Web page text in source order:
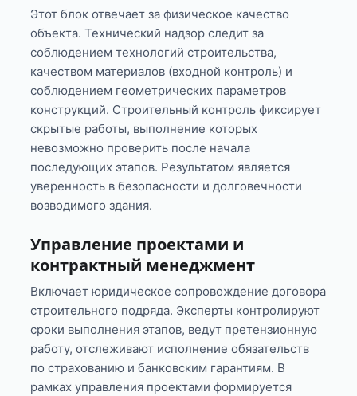
Этот блок отвечает за физическое качество
объекта. Технический надзор следит за
соблюдением технологий строительства,
качеством материалов (входной контроль) и
соблюдением геометрических параметров
конструкций. Строительный контроль фиксирует
скрытые работы, выполнение которых
невозможно проверить после начала
последующих этапов. Результатом является
уверенность в безопасности и долговечности
возводимого здания.
Управление проектами и
контрактный менеджмент
Включает юридическое сопровождение договора
строительного подряда. Эксперты контролируют
сроки выполнения этапов, ведут претензионную
работу, отслеживают исполнение обязательств
по страхованию и банковским гарантиям. В
рамках управления проектами формируется